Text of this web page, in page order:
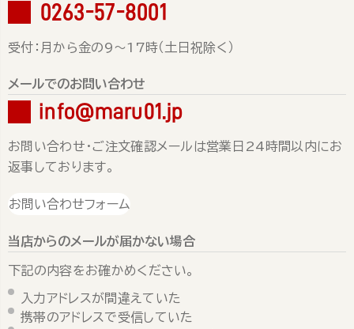
0263-57-8001
受付：月から金の9～17時（土日祝除く）
メールでのお問い合わせ
info@maru01.jp
お問い合わせ・ご注文確認メールは営業日24時間以内にお
返事しております。
お問い合わせフォーム
当店からのメールが届かない場合
下記の内容をお確かめください。
入力アドレスが間違えていた
携帯のアドレスで受信していた